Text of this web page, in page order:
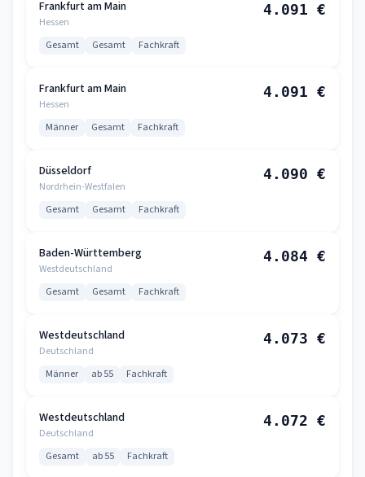
Frankfurt am Main
Hessen
4.091 €
Gesamt Gesamt Fachkraft
Frankfurt am Main
Hessen
4.091 €
Männer Gesamt Fachkraft
Düsseldorf
Nordrhein-Westfalen
4.090 €
Gesamt Gesamt Fachkraft
Baden-Württemberg
Westdeutschland
4.084 €
Gesamt Gesamt Fachkraft
Westdeutschland
Deutschland
4.073 €
Männer ab 55 Fachkraft
Westdeutschland
Deutschland
4.072 €
Gesamt ab 55 Fachkraft